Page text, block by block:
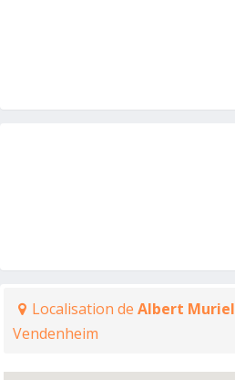
Localisation de Albert Muriel
Vendenheim